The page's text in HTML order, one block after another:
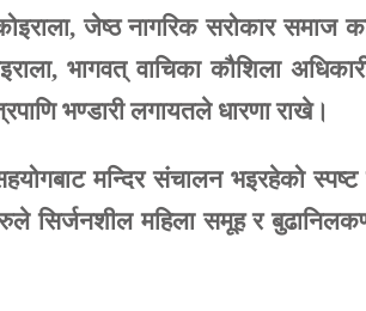
,जेष्ठ नागरिक सरोकार समाज
,भागवत् वाचिका कौशिला
भण्डारी लगायतले धारणा राखे।
मन्दिर संचालन भइरहेको स्पष्ट
सिर्जनशील महिला समूह र